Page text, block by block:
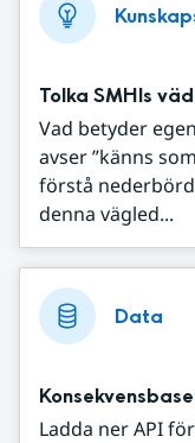
Tolka SMHIs
Vad betyder
avser ”känns
förstå
denna vägled...
Data
Ladda ner API